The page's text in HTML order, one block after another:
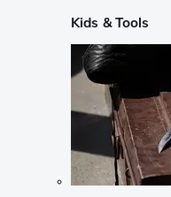
Kids & Tools